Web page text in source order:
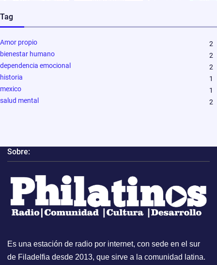
Tag
Amor propio
2
bienestar humano
2
dependencia emocional
2
historia
1
mexico
1
salud mental
2
Sobre:
Es una estación de radio por internet, con sede en el sur
de Filadelfia desde 2013, que sirve a la comunidad latina.